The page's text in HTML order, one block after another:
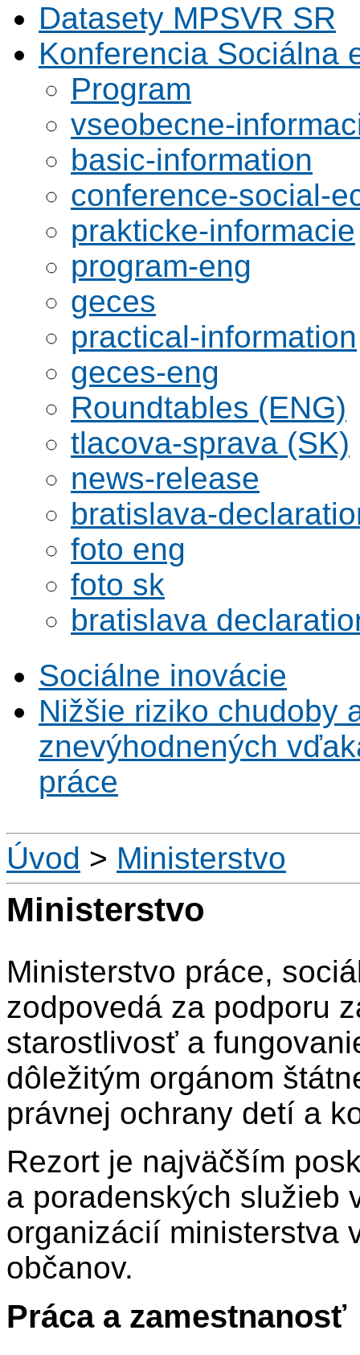
Datasety MPSVR SR
Konferencia Sociálna
Program
vseobecne-
basic-information
conference-social-
prakticke-informacie
program-eng
geces
practical-information
geces-eng
Roundtables (ENG)
tlacova-sprava (SK)
news-release
bratislava-
foto eng
foto sk
bratislava
Sociálne inovácie
Nižšie riziko chudoby
znevýhodnených
práce
Úvod > Ministerstvo
Ministerstvo
Ministerstvo práce,
zodpovedá za podporu
starostlivosť a
dôležitým orgánom
právnej ochrany detí a
Rezort je najväčším
a poradenských služieb
organizácií ministerstva
občanov.
Práca a zamestnanosť